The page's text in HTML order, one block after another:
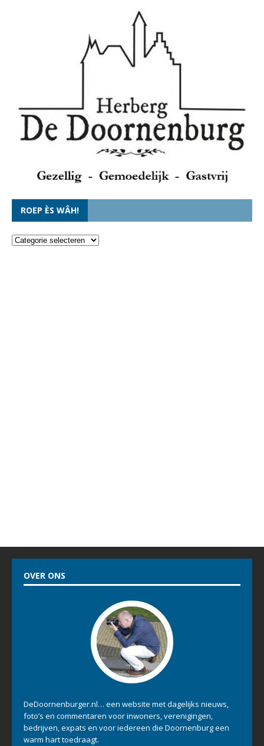
ROEP ÈS WÂH!
OVER ONS
DeDoornenburger.nl… een website met dagelijks nieuws,
foto’s en commentaren voor inwoners, verenigingen,
bedrijven, expats en voor iedereen die Doornenburg een
warm hart toedraagt.